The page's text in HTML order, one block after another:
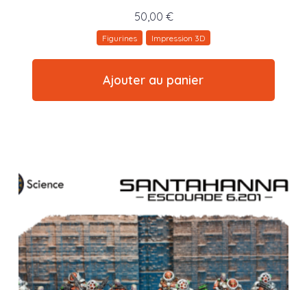
50,00 €
Figurines Impression 3D
Ajouter au panier